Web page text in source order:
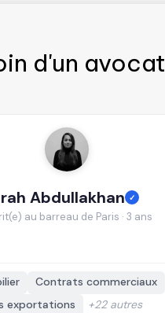
d'un avocat
Abdullakhan ✓
au barreau de Paris · 3 ans
Contrats commerciaux
exportations
+22 autres